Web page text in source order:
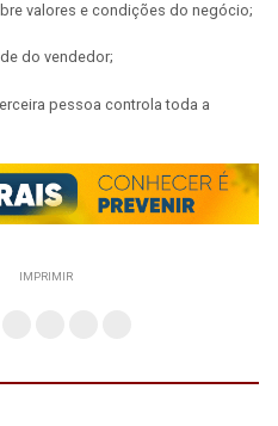
valores e condições do negócio;
do vendedor;
pessoa controla toda a
IMPRIMIR